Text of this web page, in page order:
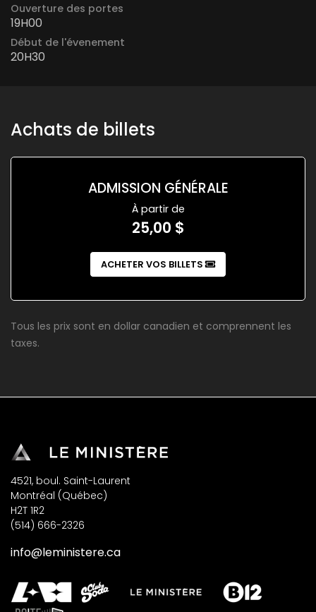
Ouverture des portes
19H00
Début de l'évenement
20H30
Achats de billets
ADMISSION GÉNÉRALE
À partir de
25,00 $
ACHETER VOS BILLETS
Tous les prix sont en dollar canadien et comprennent les
taxes.
4521, boul. Saint-Laurent
Montréal (Québec)
H2T 1R2
(514) 666-2326
info@leministere.ca